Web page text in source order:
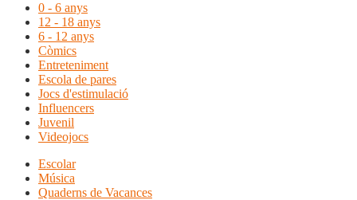
0 - 6 anys
12 - 18 anys
6 - 12 anys
Còmics
Entreteniment
Escola de pares
Jocs d'estimulació
Influencers
Juvenil
Videojocs
Escolar
Música
Quaderns de Vacances